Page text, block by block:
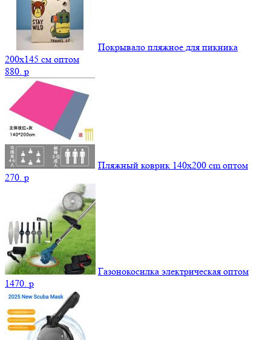
Покрывало пляжное для пикника
200х145 см оптом
880. p
Пляжный коврик 140х200 cm оптом
270. p
Газонокосилка электрическая оптом
1470. p